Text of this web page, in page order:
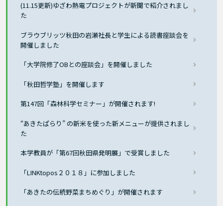
(11.15更新)ゆざわ熱電プロジェクトが新聞で紹介されまし
た
ブラウブリッツ秋田の岩瀬社長と学生による読書座談会を
開催しました
「大学院修了OBとの座談会」を開催しました
「秋田哲学塾」を開催します
第147回「森林科学セミナー」が開催されます!
“あきたぱらり” の新米を使った新メニューが提供されまし
た
本学教員が「第67回秋田県発明展」で受賞しました
「LINKtopos２０１８」に参加しました
「あきたの伝統野菜まちめぐり」が開催されます